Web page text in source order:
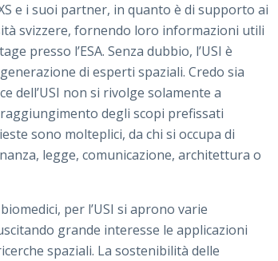
e i suoi partner, in quanto è di supporto ai
svizzere, fornendo loro informazioni utili
presso l’ESA. Senza dubbio, l’USI è
di esperti spaziali. Credo sia
dell’USI non si rivolge solamente a
degli scopi prefissati
sono molteplici, da chi si occupa di
legge, comunicazione, architettura o
per l’USI si aprono varie
grande interesse le applicazioni
spaziali. La sostenibilità delle